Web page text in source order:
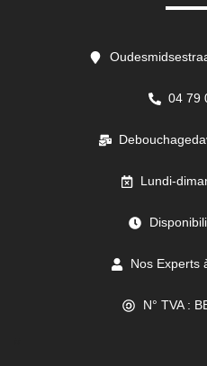
04 79
Lundi-
Nos Experts
N° TVA :